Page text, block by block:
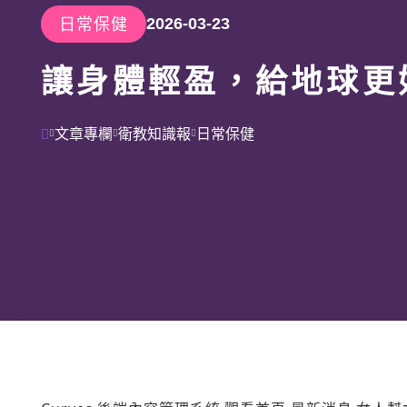
日常保健 2026-03-23
讓身體輕盈，給地球
文章專欄 衛教知識報 日常保健